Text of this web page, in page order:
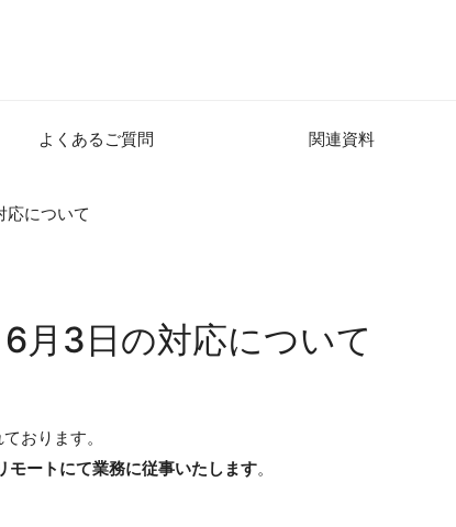
よくあるご質問 関連資料
応について
6月3日の対応について
おります。
ートにて業務に従事いたします。